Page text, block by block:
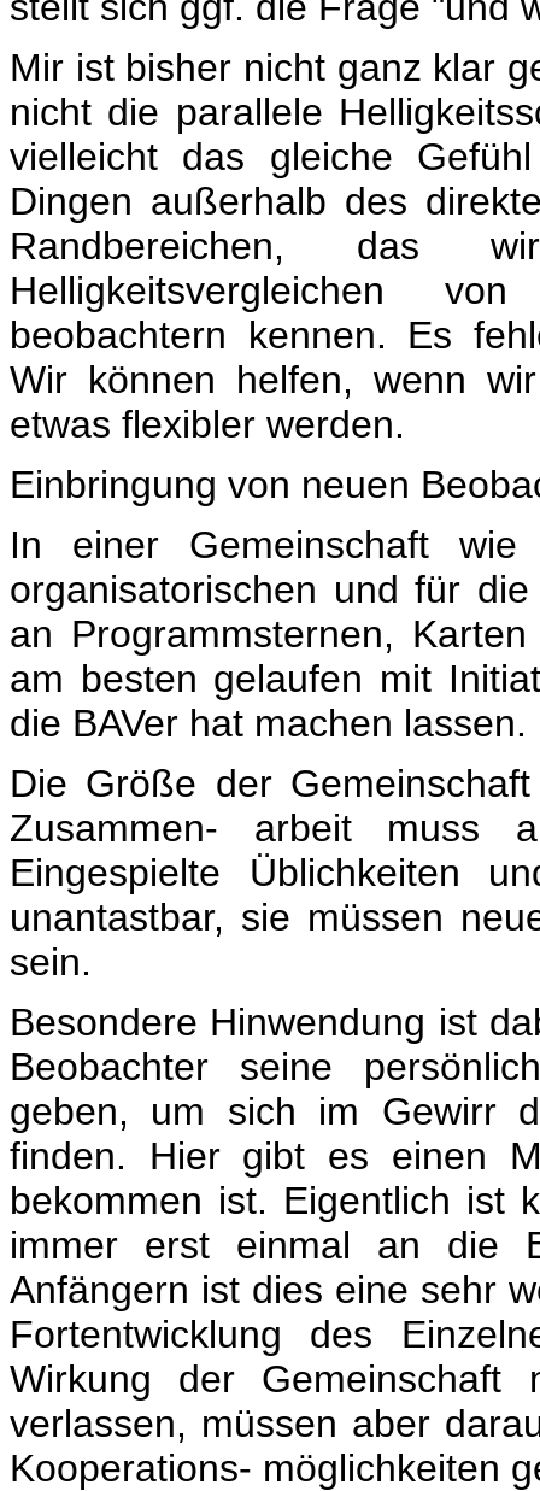
Mir ist bisher nicht ganz klar
nicht die parallele
vielleicht das gleiche
Dingen außerhalb des
Randbereichen, das
Helligkeitsvergleichen
beobachtern kennen. Es
Wir können helfen, wenn
etwas flexibler werden.
Einbringung von neuen
In einer Gemeinschaft
organisatorischen und für
an Programmsternen,
am besten gelaufen mit
die BAVer hat machen lassen.
Die Größe der
Zusammen- arbeit muss
Eingespielte Üblichkeiten
unantastbar, sie müssen
sein.
Besondere Hinwendung ist
Beobachter seine
geben, um sich im Gewirr
finden. Hier gibt es einen
bekommen ist. Eigentlich ist
immer erst einmal an die
Anfängern ist dies eine sehr
Fortentwicklung des
Wirkung der Gemeinschaft
verlassen, müssen aber
Kooperations- möglichkeiten